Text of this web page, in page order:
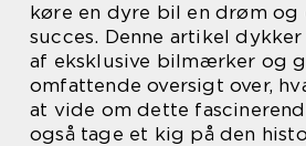
køre en dyre bil en drøm og
succes. Denne artikel
af eksklusive bilmærker og
omfattende oversigt over,
at vide om dette
også tage et kig på den